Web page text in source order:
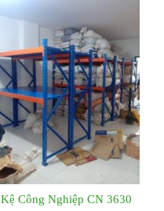
Kệ Công Nghiệp CN 3630